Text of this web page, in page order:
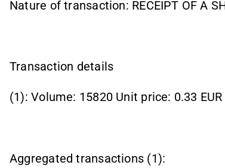
Nature of transaction: RECEIPT OF A
Transaction details
(1): Volume: 15820 Unit price: 0.33 EUR
Aggregated transactions (1):